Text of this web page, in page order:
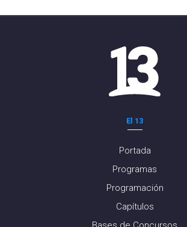
El 13
Portada
Programas
Programación
Capítulos